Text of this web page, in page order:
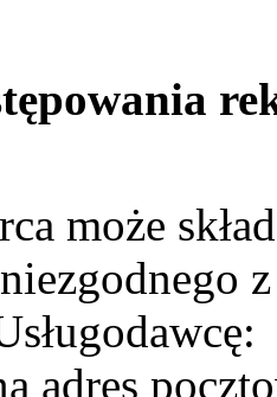
może
adres